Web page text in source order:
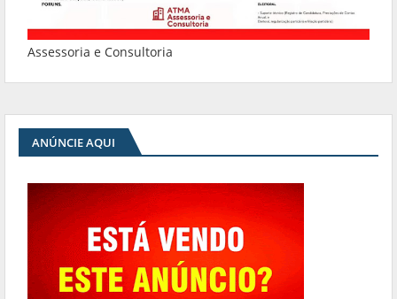
Assessoria e Consultoria
ANÚNCIE AQUI